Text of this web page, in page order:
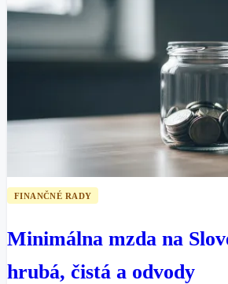
FINANČNÉ RADY
Minimálna mzda na
hrubá, čistá a odvody